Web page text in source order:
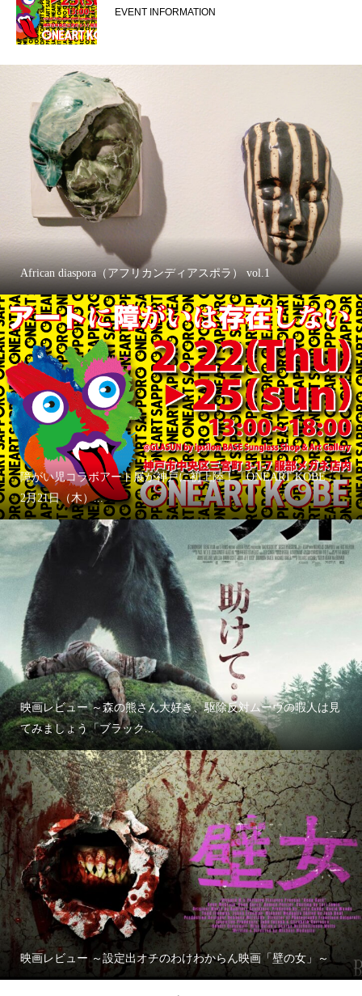
EVENT INFORMATION
African diaspora（アフリカンディアスポラ） vol.1
障がい児コラボアート展が神戸に初上陸！「ONEART KOBE」
2月21日（木）...
映画レビュー ～森の熊さん大好き、駆除反対ムーヴの暇人は見
てみましょう「ブラック...
映画レビュー ～設定出オチのわけわからん映画「壁の女」～